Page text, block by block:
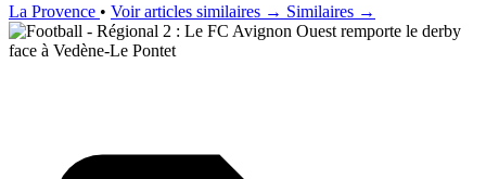
La Provence • Voir articles similaires → Similaires →